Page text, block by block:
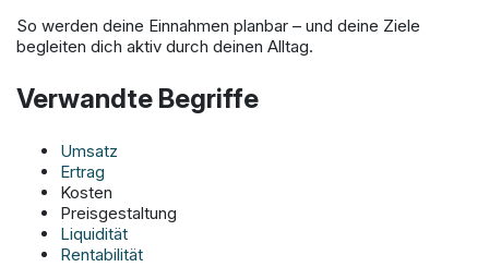
So werden deine Einnahmen planbar – und deine Ziele
begleiten dich aktiv durch deinen Alltag.
Verwandte Begriffe
Umsatz
Ertrag
Kosten
Preisgestaltung
Liquidität
Rentabilität